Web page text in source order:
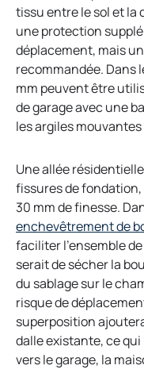
tissu entre le sol et la
une protection
déplacement, mais
recommandée. Dans
mm peuvent être
de garage avec une
les argiles
Une allée
fissures de
30 mm de finesse.
enchevêtrement de
faciliter l’ensemble
serait de sécher la
du sablage sur le
risque de
superposition
dalle existante, ce
vers le garage, la